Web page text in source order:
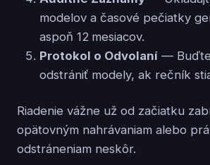
modelov a časové pečiatky
aspoň 12 mesiacov.
Protokol o Odvolaní —
odstrániť modely, ak rečník
Riadenie vážne už od začiatku
opätovným nahrávaniam alebo
odstráneniam neskôr.